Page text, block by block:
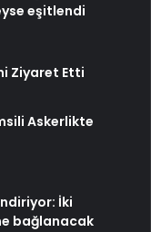
eşitlendi
Ziyaret Etti
Askerlikte
İki
bağlanacak